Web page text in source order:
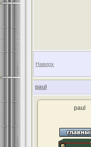
Наверх
paul
paul